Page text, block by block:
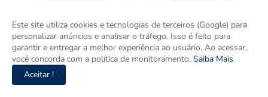
Este site utiliza cookies e tecnologias de terceiros (Google) para
personalizar anúncios e analisar o tráfego. Isso é feito para
garantir e entregar a melhor experiência ao usuário. Ao acessar,
você concorda com a política de monitoramento. Saiba Mais
Aceitar !